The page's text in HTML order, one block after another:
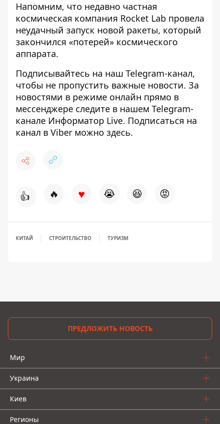
Напомним, что недавно частная
космическая компания Rocket Lab провела
неудачный запуск новой ракеты, который
закончился «потерей» космического
аппарата.
Подписывайтесь на наш Telegram-канал,
чтобы не пропустить важные новости. За
новостями в режиме онлайн прямо в
мессенджере следите в нашем Telegram-
канале Информатор Live. Подписаться на
канал в Viber можно здесь.
👍 🔥 ♥ 😭 😆 😡
КИТАЙ СТРОИТЕЛЬСТВО ТУРИЗМ
ПРЕДЛОЖИТЬ НОВОСТЬ
Мир
Украина
Киев
Регионы